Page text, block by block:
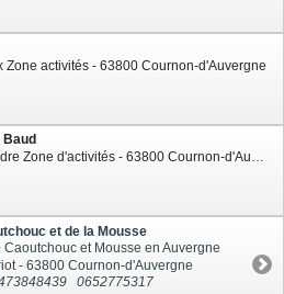
Zone activités - 63800 Cournon-d'Auvergne
Baud
27 route du Cendre Zone d'activités - 63800 Cournon-d'Auvergne
et de la Mousse
Caoutchouc et Mousse en Auvergne
- 63800 Cournon-d'Auvergne
0652775317